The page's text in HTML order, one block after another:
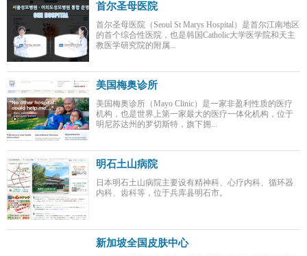
首尔圣母医院
首尔圣母医院（Seoul St Marys Hospital）是首尔江南地区
的首个综合性医院，也是韩国Catholic大学医学院和天主
教医学研究院的附属...
美国梅奥诊所
美国梅奥诊所（Mayo Clinic）是一家非盈利性质的医疗
机构，也是世界上第一家最大的医疗一体化机构，位于
明尼苏达州的罗切斯特，旗下拥...
明石土山病院
日本明石土山病院主要设有精神科、心疗内科、循环器
内科、齿科等，位于兵库县明石市。
新加坡全国皮肤中心